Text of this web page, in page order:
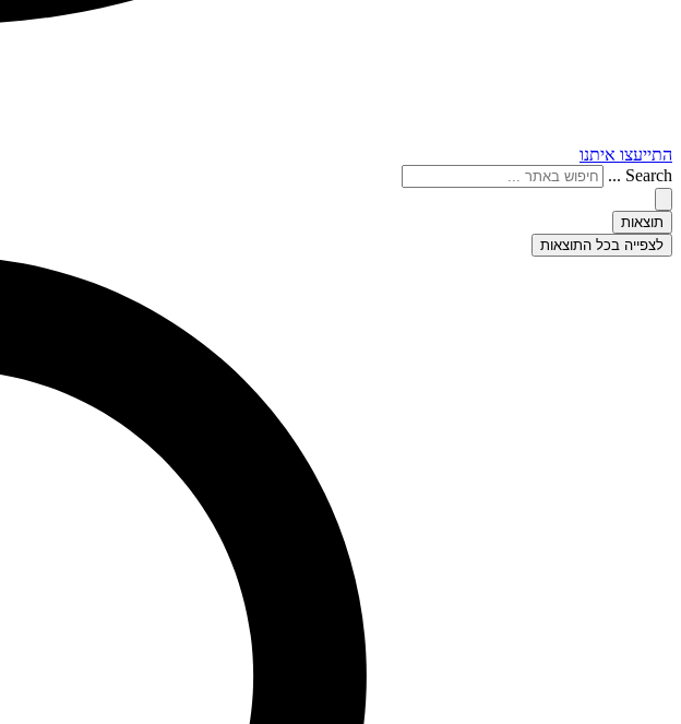
התייעצו איתנו
Search ...
תוצאות
לצפייה בכל התוצאות